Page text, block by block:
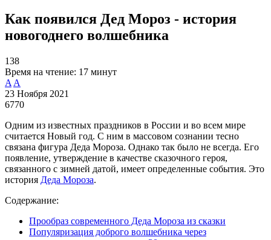
Как появился Дед Мороз - история
новогоднего волшебника
138
Время на чтение: 17 минут
A A
23 Ноября 2021
6770
Одним из известных праздников в России и во всем мире
считается Новый год. С ним в массовом сознании тесно
связана фигура Деда Мороза. Однако так было не всегда. Его
появление, утверждение в качестве сказочного героя,
связанного с зимней датой, имеет определенные события. Это
история Деда Мороза.
Содержание:
Прообраз современного Деда Мороза из сказки
Популяризация доброго волшебника через